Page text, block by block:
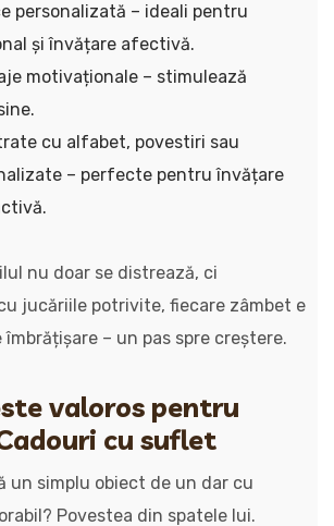
personalizată – ideali pentru
și învățare afectivă.
motivaționale – stimulează
cu alfabet, povestiri sau
– perfecte pentru învățare
nu doar se distrează, ci
jucăriile potrivite, fiecare zâmbet e
îmbrățișare – un pas spre creștere.
valoros pentru
cu suflet
un simplu obiect de un dar cu
Povestea din spatele lui.